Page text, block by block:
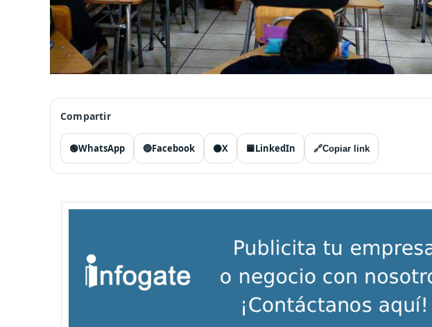
Compartir
🟢WhatsApp 🔵Facebook ⚫X 🟦LinkedIn 🔗Copiar link